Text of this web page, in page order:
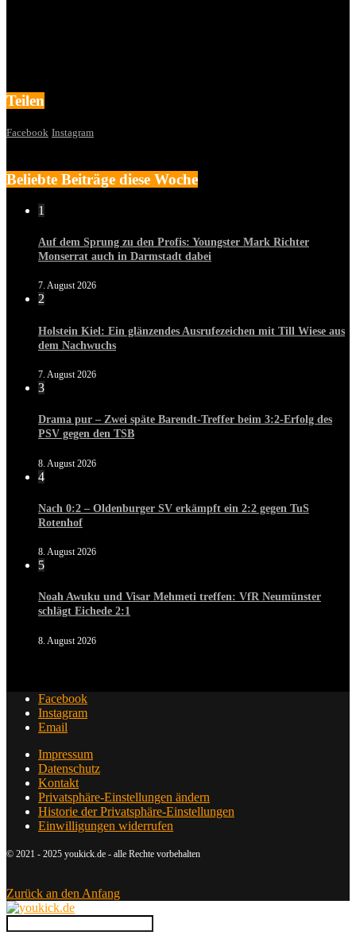
Teilen
Facebook Instagram
Beliebte Beiträge diese Woche
1
Auf dem Sprung zu den Profis: Youngster Mark Richter
Monserrat auch in Darmstadt dabei
7. August 2026
2
Holstein Kiel: Ein glänzendes Ausrufezeichen mit Till Wiese aus
dem Nachwuchs
7. August 2026
3
Drama pur – Zwei späte Barendt-Treffer beim 3:2-Erfolg des
PSV gegen den TSB
8. August 2026
4
Nach 0:2 – Oldenburger SV erkämpft ein 2:2 gegen TuS
Rotenhof
8. August 2026
5
Noah Awuku und Visar Mehmeti treffen: VfR Neumünster
schlägt Eichede 2:1
8. August 2026
Facebook
Instagram
Email
Impressum
Datenschutz
Kontakt
Privatsphäre-Einstellungen ändern
Historie der Privatsphäre-Einstellungen
Einwilligungen widerrufen
© 2021 - 2025 youkick.de - alle Rechte vorbehalten
Zurück an den Anfang